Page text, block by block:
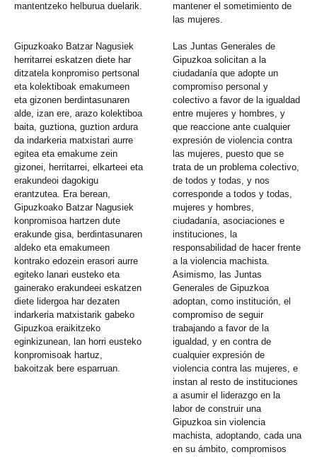
mantentzeko helburua duelarik.
mantener el sometimiento de
las mujeres.
Gipuzkoako Batzar Nagusiek
herritarrei eskatzen diete har
ditzatela konpromiso pertsonal
eta kolektiboak emakumeen
eta gizonen berdintasunaren
alde, izan ere, arazo kolektiboa
baita, guztiona, guztion ardura
da indarkeria matxistari aurre
egitea eta emakume zein
gizonei, herritarrei, elkarteei eta
erakundeoi dagokigu
erantzutea. Era berean,
Gipuzkoako Batzar Nagusiek
konpromisoa hartzen dute
erakunde gisa, berdintasunaren
aldeko eta emakumeen
kontrako edozein erasori aurre
egiteko lanari eusteko eta
gainerako erakundeei eskatzen
diete lidergoa har dezaten
indarkeria matxistarik gabeko
Gipuzkoa eraikitzeko
eginkizunean, lan horri eusteko
konpromisoak hartuz,
bakoitzak bere esparruan.
Las Juntas Generales de
Gipuzkoa solicitan a la
ciudadanía que adopte un
compromiso personal y
colectivo a favor de la igualdad
entre mujeres y hombres, y
que reaccione ante cualquier
expresión de violencia contra
las mujeres, puesto que se
trata de un problema colectivo,
de todos y todas, y nos
corresponde a todos y todas,
mujeres y hombres,
ciudadanía, asociaciones e
instituciones, la
responsabilidad de hacer frente
a la violencia machista.
Asimismo, las Juntas
Generales de Gipuzkoa
adoptan, como institución, el
compromiso de seguir
trabajando a favor de la
igualdad, y en contra de
cualquier expresión de
violencia contra las mujeres, e
instan al resto de instituciones
a asumir el liderazgo en la
labor de construir una
Gipuzkoa sin violencia
machista, adoptando, cada una
en su ámbito, compromisos